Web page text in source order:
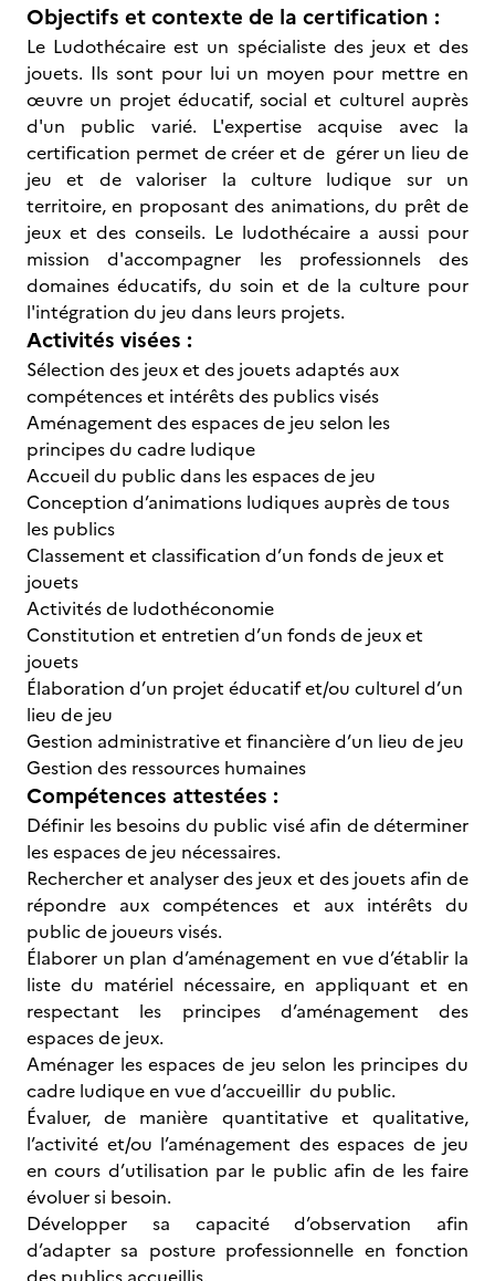
Objectifs et contexte de la certification :
Le Ludothécaire est un spécialiste des jeux et des
jouets. Ils sont pour lui un moyen pour mettre en
œuvre un projet éducatif, social et culturel auprès
d'un public varié. L'expertise acquise avec la
certification permet de créer et de gérer un lieu de
jeu et de valoriser la culture ludique sur un
territoire, en proposant des animations, du prêt de
jeux et des conseils. Le ludothécaire a aussi pour
mission d'accompagner les professionnels des
domaines éducatifs, du soin et de la culture pour
l'intégration du jeu dans leurs projets.
Activités visées :
Sélection des jeux et des jouets adaptés aux
compétences et intérêts des publics visés
Aménagement des espaces de jeu selon les
principes du cadre ludique
Accueil du public dans les espaces de jeu
Conception d’animations ludiques auprès de tous
les publics
Classement et classification d’un fonds de jeux et
jouets
Activités de ludothéconomie
Constitution et entretien d’un fonds de jeux et
jouets
Élaboration d’un projet éducatif et/ou culturel d’un
lieu de jeu
Gestion administrative et financière d’un lieu de jeu
Gestion des ressources humaines
Compétences attestées :
Définir les besoins du public visé afin de déterminer
les espaces de jeu nécessaires.
Rechercher et analyser des jeux et des jouets afin de
répondre aux compétences et aux intérêts du
public de joueurs visés.
Élaborer un plan d’aménagement en vue d’établir la
liste du matériel nécessaire, en appliquant et en
respectant les principes d’aménagement des
espaces de jeux.
Aménager les espaces de jeu selon les principes du
cadre ludique en vue d’accueillir du public.
Évaluer, de manière quantitative et qualitative,
l’activité et/ou l’aménagement des espaces de jeu
en cours d’utilisation par le public afin de les faire
évoluer si besoin.
Développer sa capacité d’observation afin
d’adapter sa posture professionnelle en fonction